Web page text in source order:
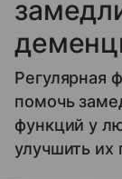
Регулярная
помочь
функций у
улучшить их